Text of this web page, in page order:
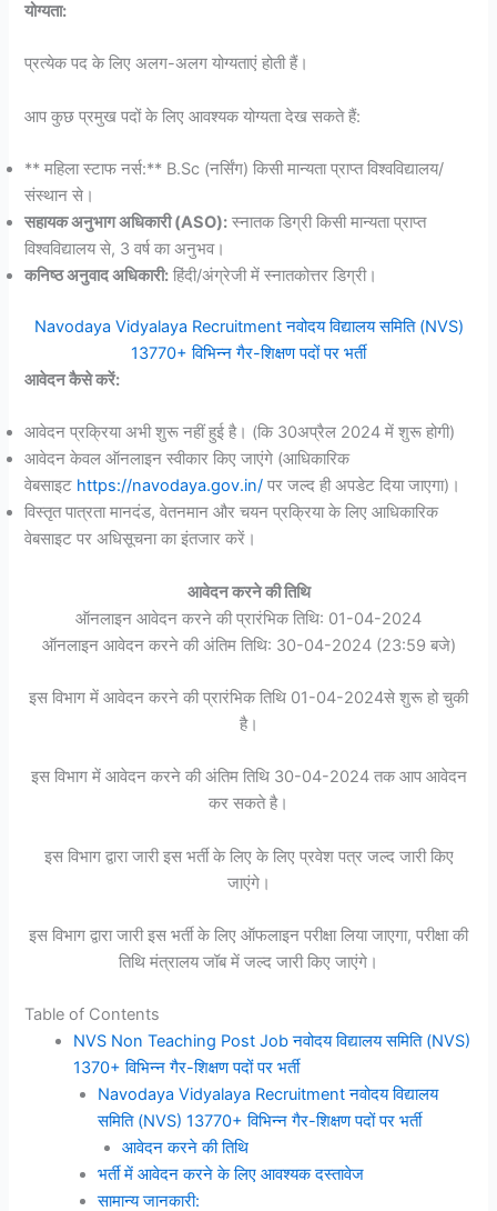
योग्यता:
प्रत्येक पद के लिए अलग-अलग योग्यताएं होती हैं।
आप कुछ प्रमुख पदों के लिए आवश्यक योग्यता देख सकते हैं:
** महिला स्टाफ नर्स:** B.Sc (नर्सिंग) किसी मान्यता प्राप्त विश्वविद्यालय/
संस्थान से।
सहायक अनुभाग अधिकारी (ASO): स्नातक डिग्री किसी मान्यता प्राप्त
विश्वविद्यालय से, 3 वर्ष का अनुभव।
कनिष्ठ अनुवाद अधिकारी: हिंदी/अंग्रेजी में स्नातकोत्तर डिग्री।
Navodaya Vidyalaya Recruitment नवोदय विद्यालय समिति (NVS)
13770+ विभिन्न गैर-शिक्षण पदों पर भर्ती
आवेदन कैसे करें:
आवेदन प्रक्रिया अभी शुरू नहीं हुई है। (कि 30अप्रैल 2024 में शुरू होगी)
आवेदन केवल ऑनलाइन स्वीकार किए जाएंगे (आधिकारिक
वेबसाइट https://navodaya.gov.in/पर जल्द ही अपडेट दिया जाएगा)।
विस्तृत पात्रता मानदंड, वेतनमान और चयन प्रक्रिया के लिए आधिकारिक
वेबसाइट पर अधिसूचना का इंतजार करें।
आवेदन करने की तिथि
ऑनलाइन आवेदन करने की प्रारंभिक तिथि: 01-04-2024
ऑनलाइन आवेदन करने की अंतिम तिथि: 30-04-2024 (23:59 बजे)
इस विभाग में आवेदन करने की प्रारंभिक तिथि 01-04-2024से शुरू हो चुकी
है।
इस विभाग में आवेदन करने की अंतिम तिथि 30-04-2024 तक आप आवेदन
कर सकते है।
इस विभाग द्वारा जारी इस भर्ती के लिए के लिए प्रवेश पत्र जल्द जारी किए
जाएंगे।
इस विभाग द्वारा जारी इस भर्ती के लिए ऑफलाइन परीक्षा लिया जाएगा, परीक्षा की
तिथि मंत्रालय जॉब में जल्द जारी किए जाएंगे।
Table of Contents
NVS Non Teaching Post Job नवोदय विद्यालय समिति (NVS)
1370+ विभिन्न गैर-शिक्षण पदों पर भर्ती
Navodaya Vidyalaya Recruitment नवोदय विद्यालय
समिति (NVS) 13770+ विभिन्न गैर-शिक्षण पदों पर भर्ती
आवेदन करने की तिथि
भर्ती में आवेदन करने के लिए आवश्यक दस्तावेज
सामान्य जानकारी: